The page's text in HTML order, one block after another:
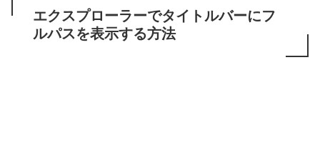
エクスプローラーでタイトルバーにフ
ルパスを表示する方法